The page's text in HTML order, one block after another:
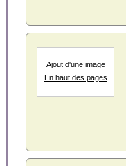
Ajout d'une image
En haut des pages